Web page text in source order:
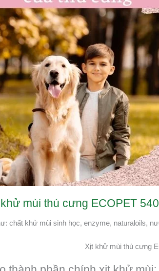
mùi thú cưng ECOPET
chất khử mùi sinh học, enzyme, naturaloils,